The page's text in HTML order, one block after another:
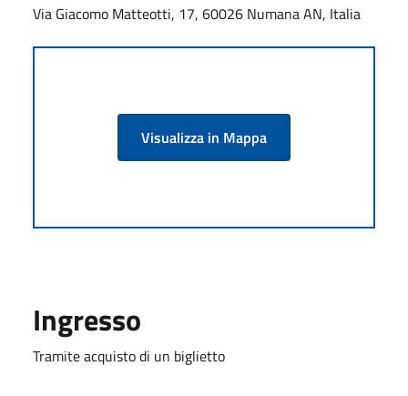
Via Giacomo Matteotti, 17, 60026 Numana AN, Italia
Visualizza in Mappa
Ingresso
Tramite acquisto di un biglietto